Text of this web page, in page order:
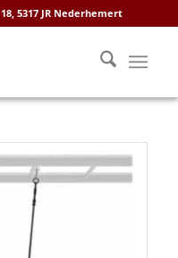
5317 JR Nederhemert